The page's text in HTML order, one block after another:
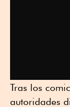
Tras los
autoridades